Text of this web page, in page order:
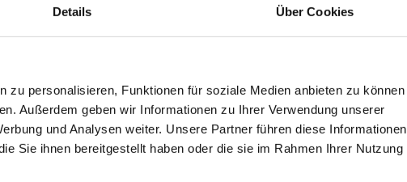
Details Über Cookies
zu personalisieren, Funktionen für soziale Medien anbieten zu können
Außerdem geben wir Informationen zu Ihrer Verwendung unserer
und Analysen weiter. Unsere Partner führen diese Informationen
Sie ihnen bereitgestellt haben oder die sie im Rahmen Ihrer Nutzung
DETAILS